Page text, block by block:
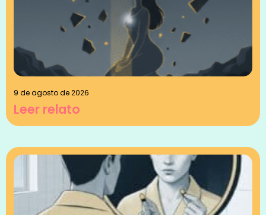
9 de agosto de 2026
Leer relato